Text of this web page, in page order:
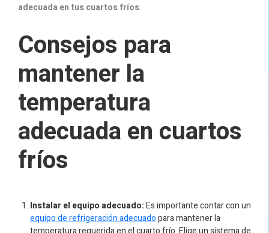
adecuada en tus cuartos fríos.
Consejos para
mantener la
temperatura
adecuada en cuartos
fríos
Instalar el equipo adecuado:Es importante contar con un
equipo de refrigeración adecuadopara mantener la